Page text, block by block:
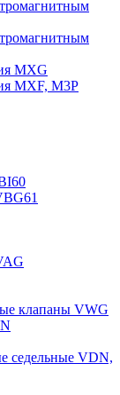
MXG
MXF, M3P
клапаны VWG
седельные VDN,